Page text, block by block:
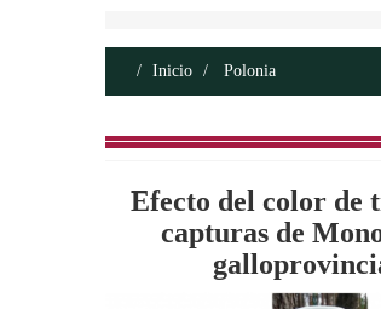
Inicio Polonia
Efecto del color de
capturas de